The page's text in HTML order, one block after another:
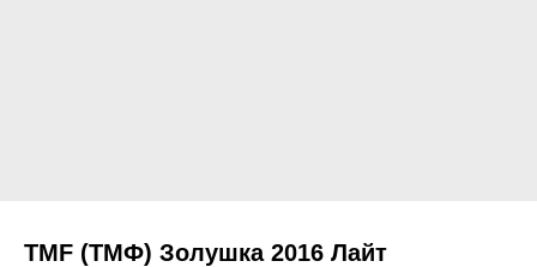
TMF (ТМФ) Золушка 2016 Лайт